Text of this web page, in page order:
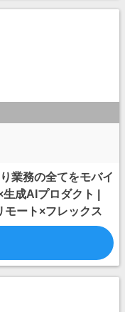
業務の全てをモバイ
成AIプロダクト |
モート×フレックス